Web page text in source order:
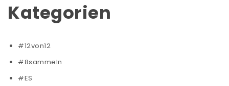
Kategorien
#12von12
#8sammeln
#ES